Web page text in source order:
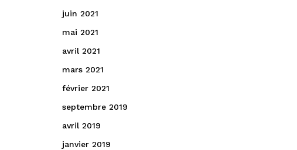
juin 2021
mai 2021
avril 2021
mars 2021
février 2021
septembre 2019
avril 2019
janvier 2019